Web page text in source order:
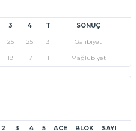
3 4 T SONUÇ
25 25 3 Galibiyet
19 17 1 Mağlubiyet
2 3 4 5 ACE BLOK SAYI